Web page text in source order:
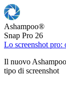
Ashampoo®
Snap Pro 26
Lo screenshot pro:
Il nuovo
tipo di screenshot